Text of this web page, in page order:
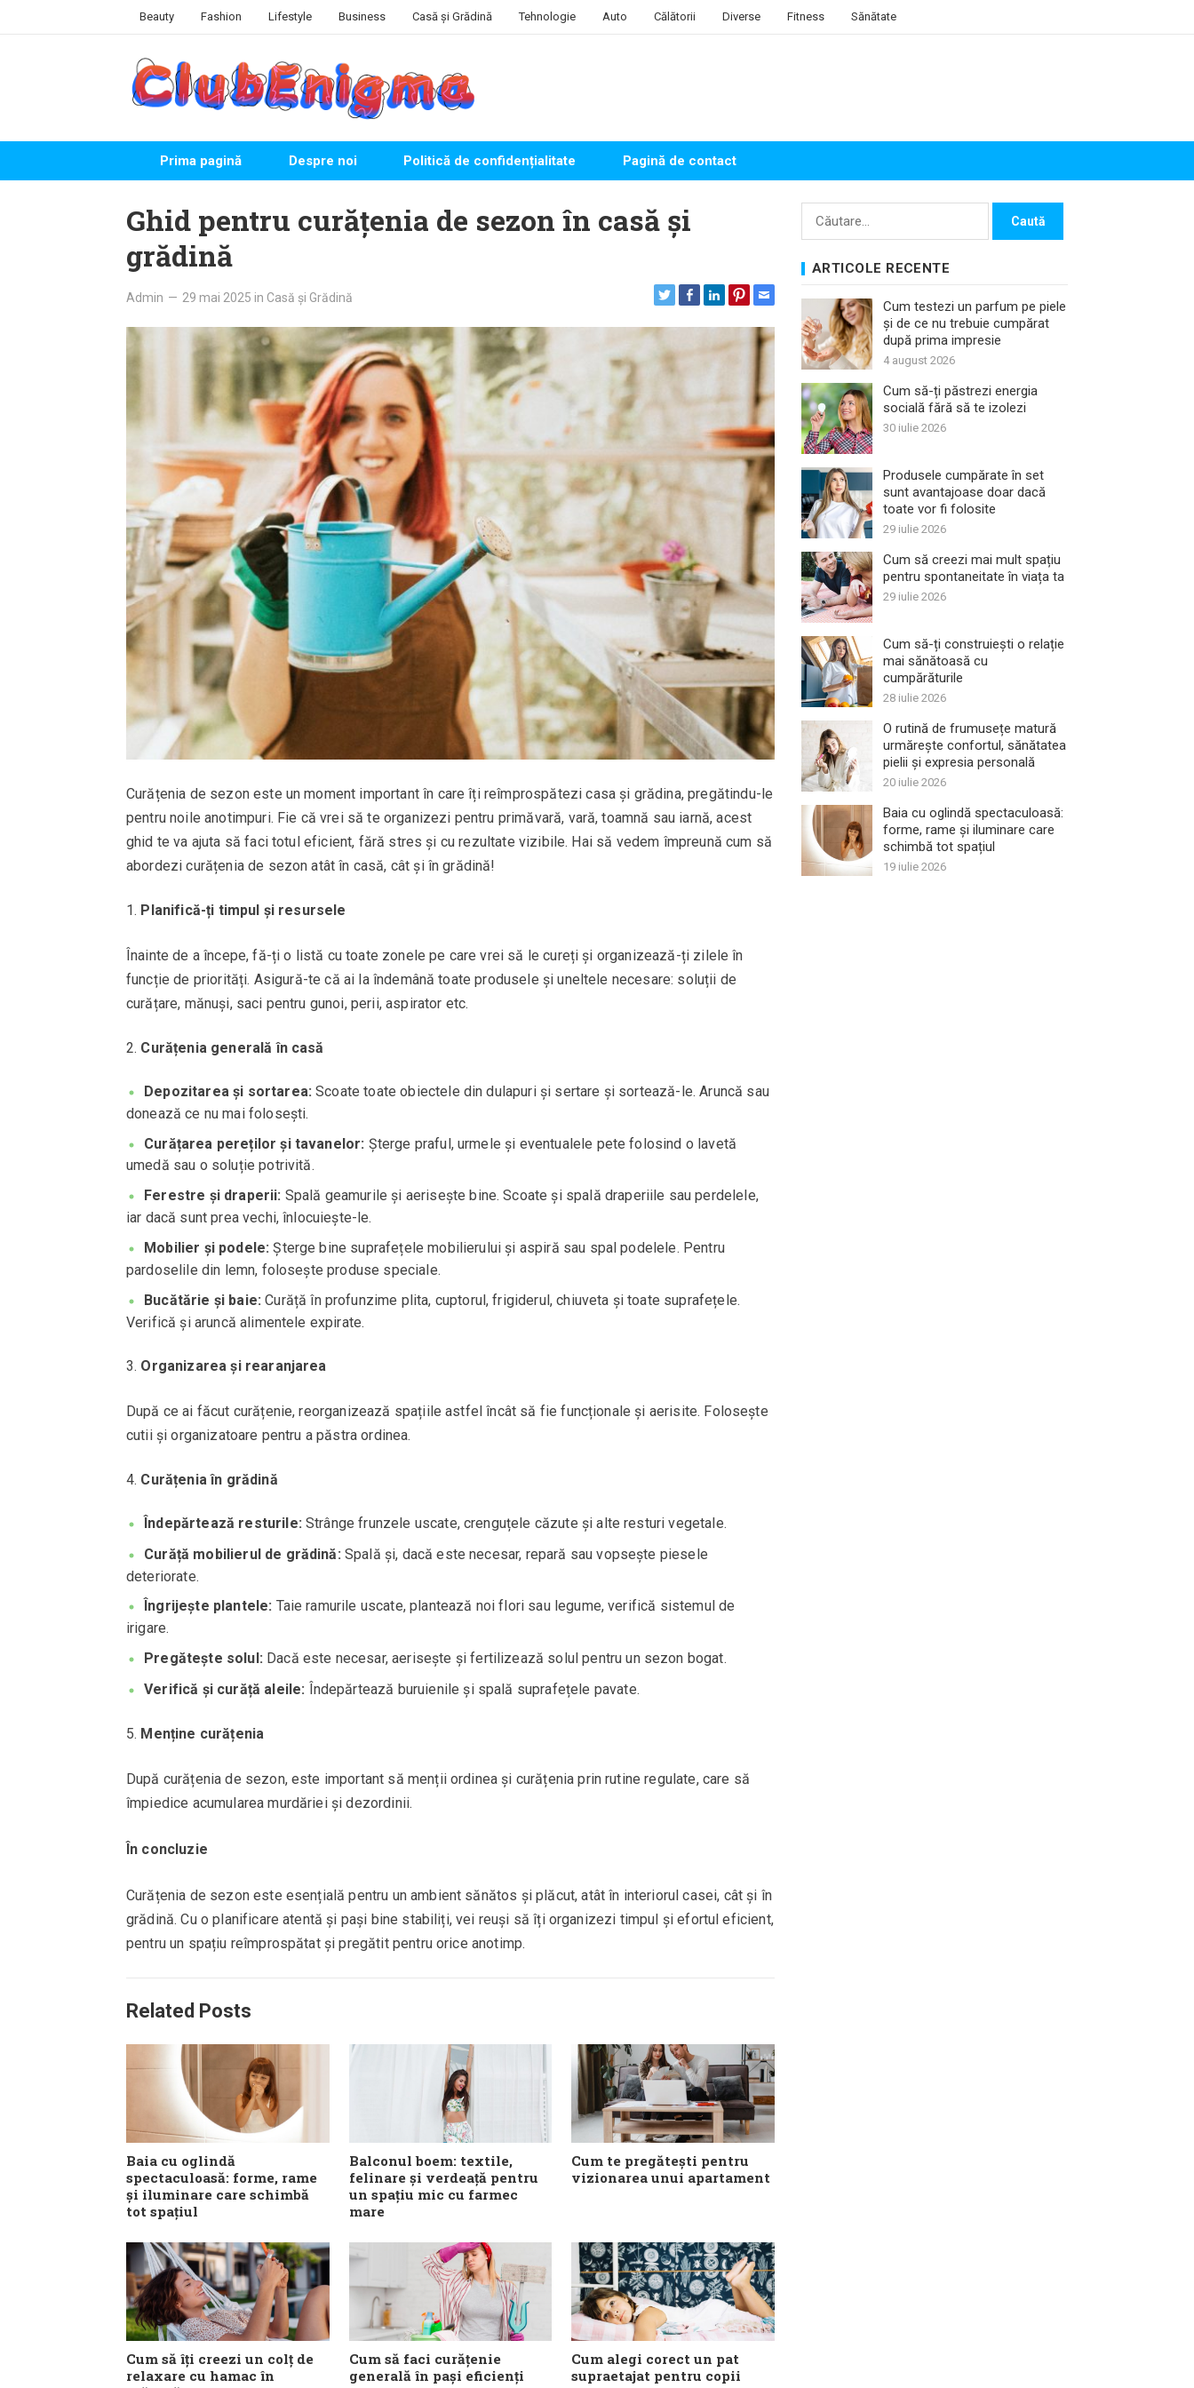
Beauty Fashion Lifestyle Business Casă și Grădină Tehnologie Auto Călătorii Diverse Fitness Sănătate
Prima pagină Despre noi Politică de confidențialitate Pagină de contact
Ghid pentru curățenia de sezon în casă și
grădină
Admin — 29 mai 2025 in Casă și Grădină
Curățenia de sezon este un moment important în care îți reîmprospătezi casa și grădina, pregătindu-le
pentru noile anotimpuri. Fie că vrei să te organizezi pentru primăvară, vară, toamnă sau iarnă, acest
ghid te va ajuta să faci totul eficient, fără stres și cu rezultate vizibile. Hai să vedem împreună cum să
abordezi curățenia de sezon atât în casă, cât și în grădină!
Planifică-ți timpul și resursele
Înainte de a începe, fă-ți o listă cu toate zonele pe care vrei să le cureți și organizează-ți zilele în
funcție de priorități. Asigură-te că ai la îndemână toate produsele și uneltele necesare: soluții de
curățare, mănuși, saci pentru gunoi, perii, aspirator etc.
Curățenia generală în casă
Depozitarea și sortarea: Scoate toate obiectele din dulapuri și sertare și sortează-le. Aruncă sau
donează ce nu mai folosești.
Curățarea pereților și tavanelor: Șterge praful, urmele și eventualele pete folosind o lavetă
umedă sau o soluție potrivită.
Ferestre și draperii: Spală geamurile și aerisește bine. Scoate și spală draperiile sau perdelele,
iar dacă sunt prea vechi, înlocuiește-le.
Mobilier și podele: Șterge bine suprafețele mobilierului și aspiră sau spal podelele. Pentru
pardoselile din lemn, folosește produse speciale.
Bucătărie și baie: Curăță în profunzime plita, cuptorul, frigiderul, chiuveta și toate suprafețele.
Verifică și aruncă alimentele expirate.
Organizarea și rearanjarea
După ce ai făcut curățenie, reorganizează spațiile astfel încât să fie funcționale și aerisite. Folosește
cutii și organizatoare pentru a păstra ordinea.
Curățenia în grădină
Îndepărtează resturile: Strânge frunzele uscate, crenguțele căzute și alte resturi vegetale.
Curăță mobilierul de grădină: Spală și, dacă este necesar, repară sau vopsește piesele
deteriorate.
Îngrijește plantele: Taie ramurile uscate, plantează noi flori sau legume, verifică sistemul de
irigare.
Pregătește solul: Dacă este necesar, aerisește și fertilizează solul pentru un sezon bogat.
Verifică și curăță aleile: Îndepărtează buruienile și spală suprafețele pavate.
Menține curățenia
După curățenia de sezon, este important să menții ordinea și curățenia prin rutine regulate, care să
împiedice acumularea murdăriei și dezordinii.
În concluzie
Curățenia de sezon este esențială pentru un ambient sănătos și plăcut, atât în interiorul casei, cât și în
grădină. Cu o planificare atentă și pași bine stabiliți, vei reuși să îți organizezi timpul și efortul eficient,
pentru un spațiu reîmprospătat și pregătit pentru orice anotimp.
Related Posts
Baia cu oglindă
spectaculoasă: forme, rame
și iluminare care schimbă
tot spațiul
Balconul boem: textile,
felinare și verdeață pentru
un spațiu mic cu farmec
mare
Cum te pregătești pentru
vizionarea unui apartament
Cum să îți creezi un colț de
relaxare cu hamac în
Cum să faci curățenie
generală în pași eficienți
Cum alegi corect un pat
supraetajat pentru copii
Caută
ARTICOLE RECENTE
Cum testezi un parfum pe piele
și de ce nu trebuie cumpărat
după prima impresie
4 august 2026
Cum să-ți păstrezi energia
socială fără să te izolezi
30 iulie 2026
Produsele cumpărate în set
sunt avantajoase doar dacă
toate vor fi folosite
29 iulie 2026
Cum să creezi mai mult spațiu
pentru spontaneitate în viața ta
29 iulie 2026
Cum să-ți construiești o relație
mai sănătoasă cu
cumpărăturile
28 iulie 2026
O rutină de frumusețe matură
urmărește confortul, sănătatea
pielii și expresia personală
20 iulie 2026
Baia cu oglindă spectaculoasă:
forme, rame și iluminare care
schimbă tot spațiul
19 iulie 2026